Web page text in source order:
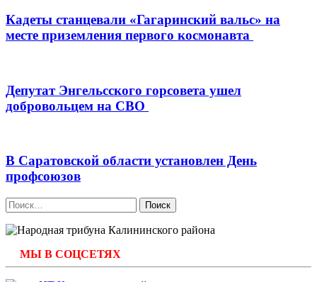
Кадеты станцевали «Гагаринский вальс» на
месте приземления первого космонавта
Депутат Энгельсского горсовета ушел
добровольцем на СВО
В Саратовской области установлен День
профсоюзов
Найти:
МЫ В СОЦСЕТЯХ